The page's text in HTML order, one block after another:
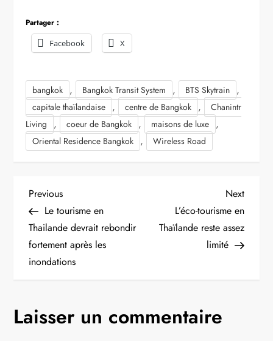
Partager :
Facebook
X
bangkok , Bangkok Transit System , BTS Skytrain ,
capitale thaïlandaise , centre de Bangkok ,
Chanintr
Living
, coeur de Bangkok , maisons de luxe ,
Oriental Residence Bangkok , Wireless Road
N
a
v
g
Previous
Post
Previous
Le tourisme en
Thailande devrait rebondir
fortement après les
inondations
Next
Post
Next
L’éco-tourisme en
Thaïlande reste assez
limité
Laisser un commentaire